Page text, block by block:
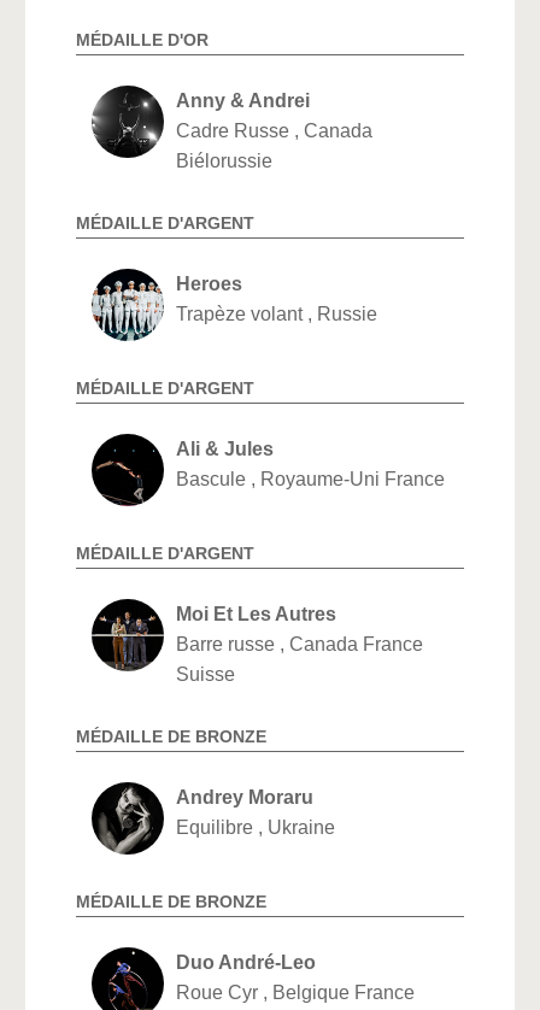
MÉDAILLE D'OR
Anny & Andrei
Cadre Russe , Canada
Biélorussie
MÉDAILLE D'ARGENT
Heroes
Trapèze volant , Russie
MÉDAILLE D'ARGENT
Ali & Jules
Bascule , Royaume-Uni France
MÉDAILLE D'ARGENT
Moi Et Les Autres
Barre russe , Canada France
Suisse
MÉDAILLE DE BRONZE
Andrey Moraru
Equilibre , Ukraine
MÉDAILLE DE BRONZE
Duo André-Leo
Roue Cyr , Belgique France